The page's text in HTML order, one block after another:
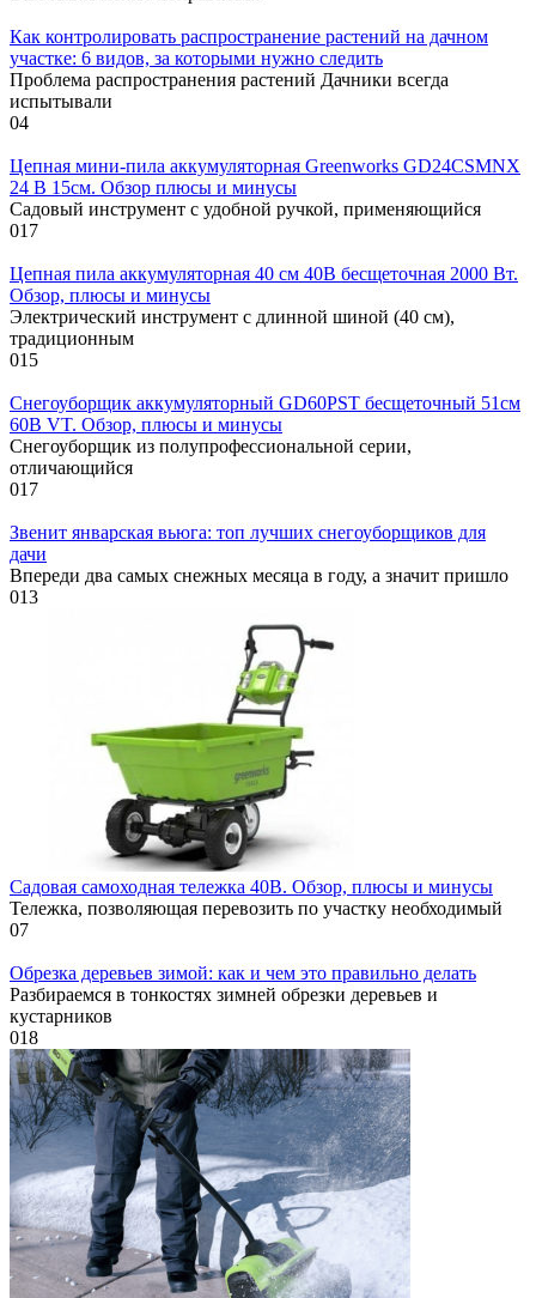
Как контролировать распространение растений на дачном
участке: 6 видов, за которыми нужно следить
Проблема распространения растений Дачники всегда
испытывали
04
Цепная мини-пила аккумуляторная Greenworks GD24CSMNX
24 В 15см. Обзор плюсы и минусы
Садовый инструмент с удобной ручкой, применяющийся
017
Цепная пила аккумуляторная 40 см 40В бесщеточная 2000 Вт.
Обзор, плюсы и минусы
Электрический инструмент с длинной шиной (40 см),
традиционным
015
Снегоуборщик аккумуляторный GD60PST бесщеточный 51см
60В VT. Обзор, плюсы и минусы
Снегоуборщик из полупрофессиональной серии,
отличающийся
017
Звенит январская вьюга: топ лучших снегоуборщиков для
дачи
Впереди два самых снежных месяца в году, а значит пришло
013
Садовая самоходная тележка 40В. Обзор, плюсы и минусы
Тележка, позволяющая перевозить по участку необходимый
07
Обрезка деревьев зимой: как и чем это правильно делать
Разбираемся в тонкостях зимней обрезки деревьев и
кустарников
018